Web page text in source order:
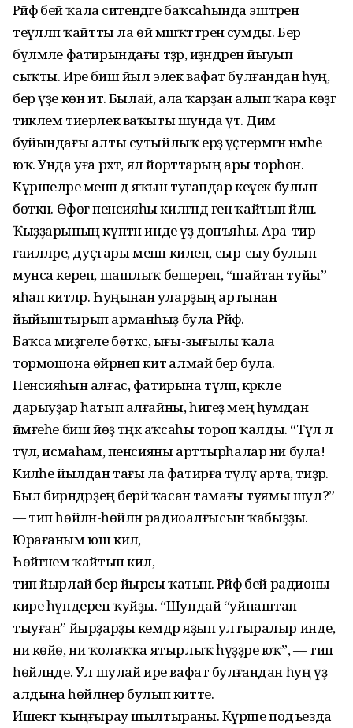
Рәйфә әбей ҡала ситендәге баҡсаһында эштәрен
теүәлләп ҡайтты ла өй мәшәҡәттәренә сумды. Бер
бүлмәле фатирындағы тәҙрә, иҙәндәрен йыуып
сыҡты. Ире биш йыл элек вафат булғандан һуң,
бер үҙе көн итә. Былай, ала ҡарҙан алып ҡара көҙгә
тиклем тиерлек ваҡыты шунда үтә. Дим
буйындағы алты сутыйлыҡ ерҙә үҫтермәгән нәмәһе
юҡ. Унда уға рәхәт, ял йорттарың ары торһон.
Күршеләре менән дә яҡын туғандар кеүек булып
бөткән. Өфөгә пенсияһы килгәндә генә ҡайтып әйләнә.
Ҡыҙҙарының күптән инде үҙ донъяһы. Ара-тирә
ғаиләләре, дуҫтары менән килеп, сыр-сыу булып
мунса кереп, шашлыҡ бешереп, “шайтан туйы”
яһап китәләр. Һуңынан уларҙың артынан
йыйыштырып арманһыҙ була Рәйфә.
Баҡса миҙгеле бөткәс, ығы-зығылы ҡала
тормошона өйрәнеп китә алмай бер була.
Пенсияһын алғас, фатирына түләп, кәрәкле
дарыуҙар һатып алғайны, һигеҙ мең һумдан
йәмғеһе биш йөҙ тәңкә аҡсаһы тороп ҡалды. “Түлә лә
түлә, исмаһам, пенсияны арттырһалар ни була!
Киләһе йылдан тағы ла фатирға түләү арта, тиҙәр.
Был бирәндәрҙең берәй ҡасан тамағы туямы шул?”
— тип һөйләнә-һөйләнә радиоалғысын ҡабыҙҙы.
Юрағаным юш килә,
Һөйгәнем ҡайтып килә, —
тип йырлай бер йырсы ҡатын. Рәйфә әбей радионы
кире һүндереп ҡуйҙы. “Шундай “уйнаштан
тыуған” йырҙарҙы кемдәр яҙып ултыралыр инде,
ни көйө, ни ҡолаҡҡа ятырлыҡ һүҙҙәре юҡ”, — тип
һөйләнде. Ул шулай ире вафат булғандан һуң үҙ
алдына һөйләнер булып китте.
Ишектә ҡыңғырау шылтыраны. Күрше подъезда